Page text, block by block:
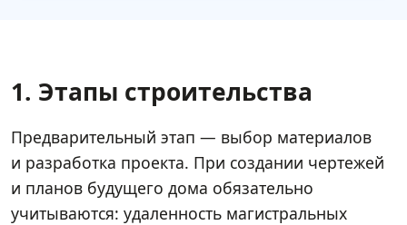
1. Этапы строительства
Предварительный этап — выбор материалов
и разработка проекта. При создании чертежей
и планов будущего дома обязательно
учитываются: удаленность магистральных